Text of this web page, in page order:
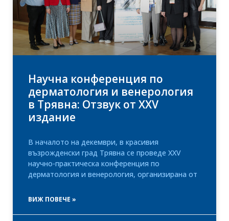
Научна конференция по
дерматология и венерология
в Трявна: Отзвук от XXV
издание
В началото на декември, в красивия
възрожденски град Трявна се проведе XXV
научно-практическа конференция по
дерматология и венерология, организирана от
ВИЖ ПОВЕЧЕ »